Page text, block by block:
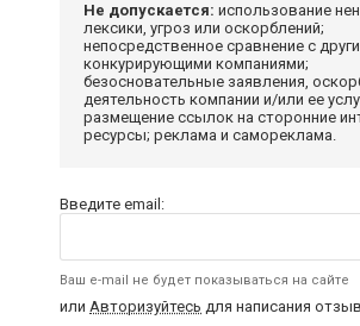
Не допускается: использование
лексики, угроз или оскорблений;
непосредственное сравнение с
конкурирующими компаниями;
безосновательные заявления,
деятельность компании и/или ее
размещение ссылок на сторонние
ресурсы; реклама и самореклама.
Введите email:
Ваш e-mail не будет показываться на сайте
или Авторизуйтесь для написания